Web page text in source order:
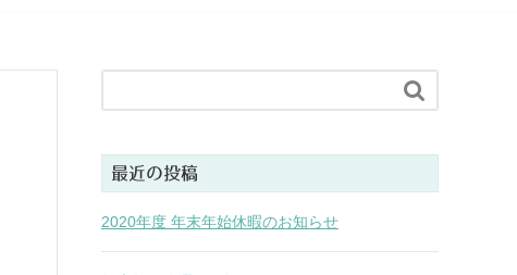

最近の投稿
2020年度 年末年始休暇のお知らせ